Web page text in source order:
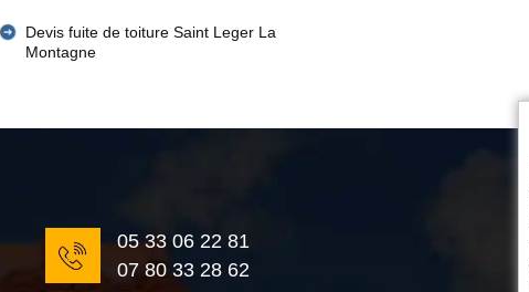
Devis fuite de toiture Saint Leger La
Montagne
05 33 06 22 81
07 80 33 28 62